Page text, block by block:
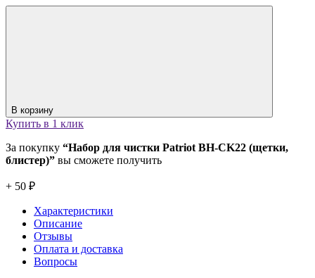
В корзину
Купить в 1 клик
За покупку “Набор для чистки Patriot BH-CK22 (щетки,
блистер)” вы сможете получить
+ 50 ₽
Характеристики
Описание
Отзывы
Оплата и доставка
Вопросы